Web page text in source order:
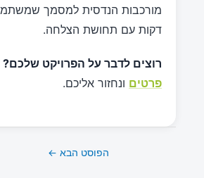
דקות עם תחושת הצלחה.
רוצים לדבר על הפרויקט שלכם?
פרטיםונחזור אליכם.
הפוסט הבא ←